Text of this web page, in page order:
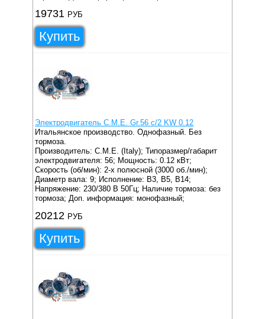
19731 РУБ
Купить
Электродвигатель C.M.E. Gr.56 c/2 KW 0.12
Итальянское производство. Однофазный. Без
тормоза.
Производитель: C.M.E. (Italy); Типоразмер/габарит
электродвигателя: 56; Мощность: 0.12 кВт;
Скорость (об/мин): 2-х полюсной (3000 об./мин);
Диаметр вала: 9; Исполнение: B3, B5, B14;
Напряжение: 230/380 В 50Гц; Наличие тормоза: без
тормоза; Доп. информация: монофазный;
20212 РУБ
Купить